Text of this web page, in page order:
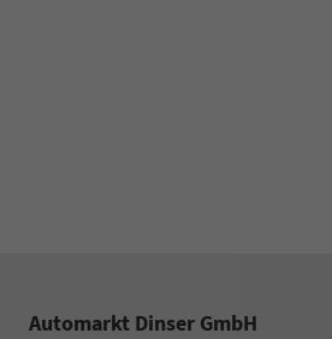
Automarkt Dinser GmbH